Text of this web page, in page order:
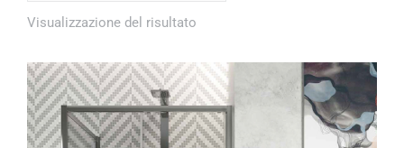
Visualizzazione del risultato